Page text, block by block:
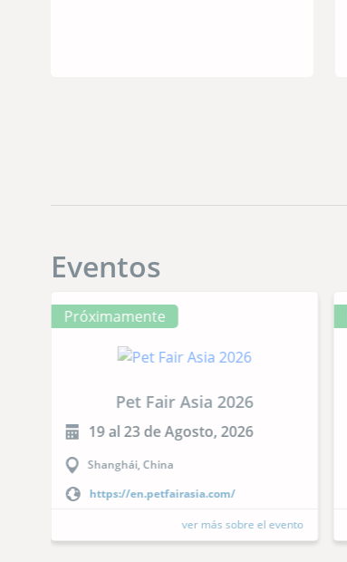
Eventos
Próximamente
Pet Fair Asia 2026
19 al 23 de Agosto, 2026
Shanghái, China
https://en.petfairasia.com/
ver más sobre el evento